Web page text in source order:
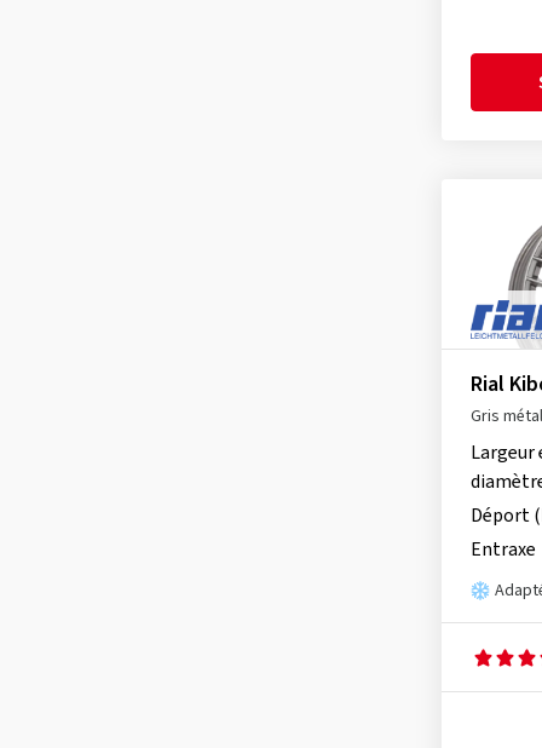
Rial
Gris
Largeur
Déport
Entraxe